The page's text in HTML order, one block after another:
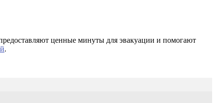
ценные минуты для эвакуации и помогают
.